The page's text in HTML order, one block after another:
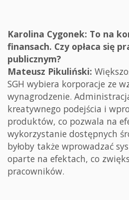
Karolina Cygonek: To na
finansach. Czy opłaca się
publicznym?
Mateusz Pikuliński:
SGH wybiera korporacje ze
wynagrodzenie.
kreatywnego podejścia i
produktów, co pozwala na
wykorzystanie dostępnych
byłoby także wprowadzać
oparte na efektach, co
pracowników.